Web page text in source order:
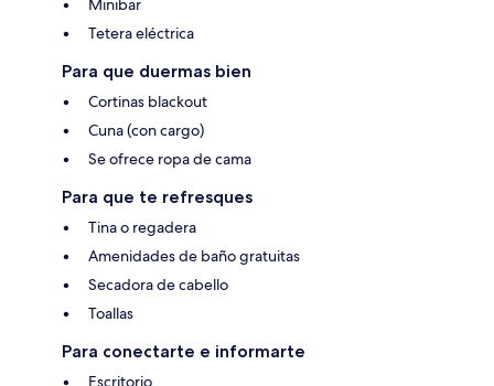
Minibar
Tetera eléctrica
Para que duermas bien
Cortinas blackout
Cuna (con cargo)
Se ofrece ropa de cama
Para que te refresques
Tina o regadera
Amenidades de baño gratuitas
Secadora de cabello
Toallas
Para conectarte e informarte
Escritorio